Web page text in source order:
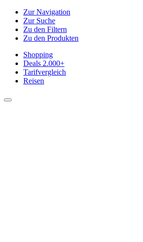
Zur Navigation
Zur Suche
Zu den Filtern
Zu den Produkten
Shopping
Deals 2.000+
Tarifvergleich
Reisen